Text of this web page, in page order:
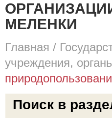
МЕЛЕНКИ
Главная /
учреждения,
Поиск в